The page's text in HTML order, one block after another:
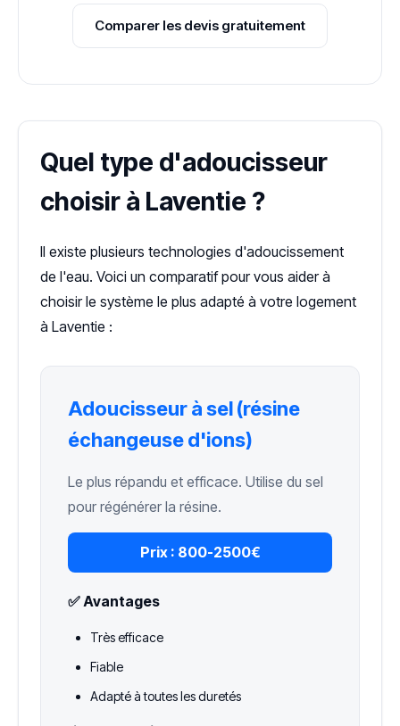
Comparer les devis gratuitement
Quel type d'adoucisseur
choisir à Laventie ?
Il existe plusieurs technologies d'adoucissement
de l'eau. Voici un comparatif pour vous aider à
choisir le système le plus adapté à votre logement
à Laventie :
Adoucisseur à sel (résine
échangeuse d'ions)
Le plus répandu et efficace. Utilise du sel
pour régénérer la résine.
Prix : 800-2500€
✅ Avantages
Très efficace
Fiable
Adapté à toutes les duretés